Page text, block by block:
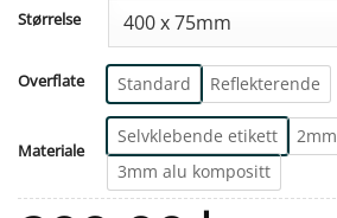
Størrelse
Overflate Standard Reflekterende
Materiale
Selvklebende etikett
3mm alu kompositt